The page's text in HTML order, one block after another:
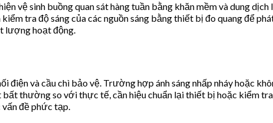
vệ sinh buồng quan sát hàng tuần bằng khăn mềm và dung
tra độ sáng của các nguồn sáng bằng thiết bị đo quang để
lượng hoạt động.
và cầu chì bảo vệ. Trường hợp ánh sáng nhấp nháy hoặc
thường so với thực tế, cần hiệu chuẩn lại thiết bị hoặc kiểm
đề phức tạp.